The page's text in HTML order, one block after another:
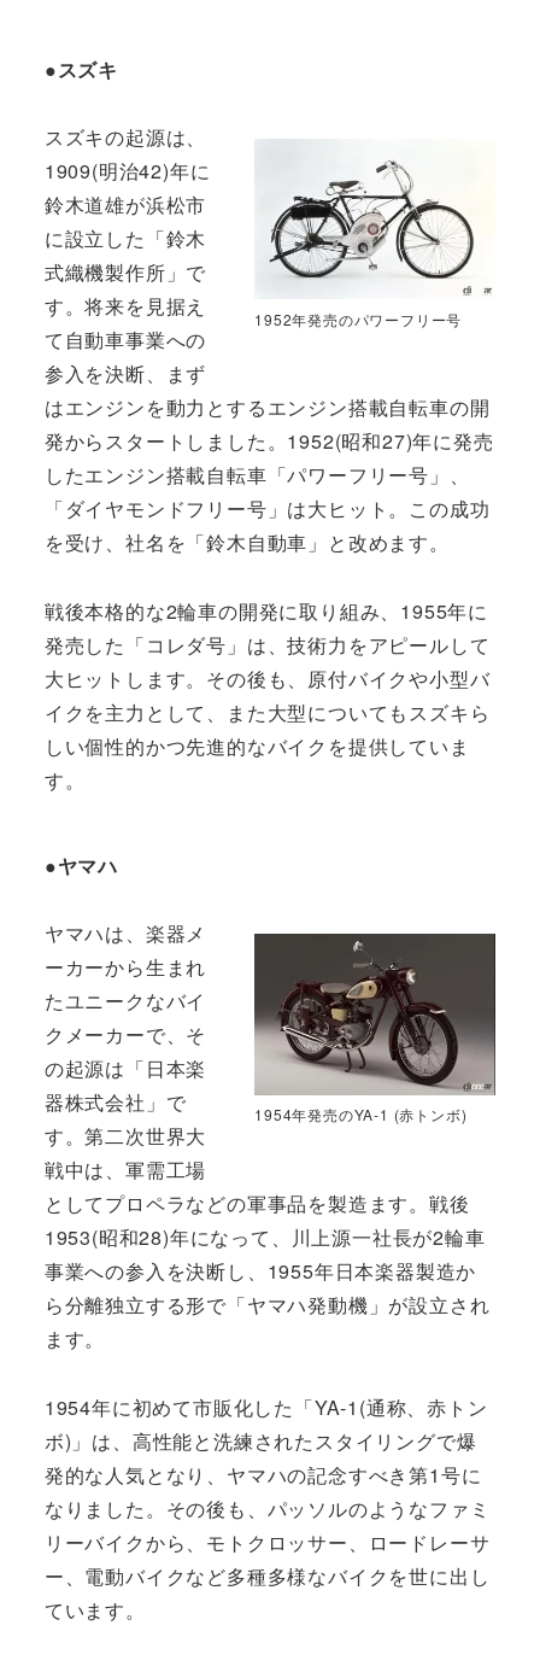
●スズキ
1952年発売のパワーフリー号
スズキの起源は、
1909(明治42)年に
鈴木道雄が浜松市
に設立した「鈴木
式織機製作所」で
す。将来を見据え
て自動車事業への
参入を決断、まず
はエンジンを動力とするエンジン搭載自転車の開
発からスタートしました。1952(昭和27)年に発売
したエンジン搭載自転車「パワーフリー号」、
「ダイヤモンドフリー号」は大ヒット。この成功
を受け、社名を「鈴木自動車」と改めます。
戦後本格的な2輪車の開発に取り組み、1955年に
発売した「コレダ号」は、技術力をアピールして
大ヒットします。その後も、原付バイクや小型バ
イクを主力として、また大型についてもスズキら
しい個性的かつ先進的なバイクを提供していま
す。
●ヤマハ
1954年発売のYA-1 (赤トンボ)
ヤマハは、楽器メ
ーカーから生まれ
たユニークなバイ
クメーカーで、そ
の起源は「日本楽
器株式会社」で
す。第二次世界大
戦中は、軍需工場
としてプロペラなどの軍事品を製造ます。戦後
1953(昭和28)年になって、川上源一社長が2輪車
事業への参入を決断し、1955年日本楽器製造か
ら分離独立する形で「ヤマハ発動機」が設立され
ます。
1954年に初めて市販化した「YA-1(通称、赤トン
ボ)」は、高性能と洗練されたスタイリングで爆
発的な人気となり、ヤマハの記念すべき第1号に
なりました。その後も、パッソルのようなファミ
リーバイクから、モトクロッサー、ロードレーサ
ー、電動バイクなど多種多様なバイクを世に出し
ています。